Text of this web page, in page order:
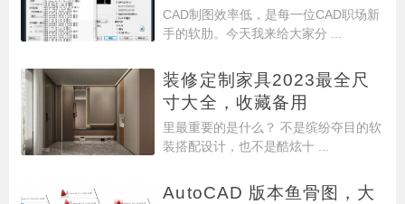
的工
CAD制图效率低，是每一位CAD职场新
手的软肋。今天我来给大家分 ...
装修定制家具2023最全尺
寸大全，收藏备用
里最重要的是什么？ 不是缤纷夺目的软
装搭配设计，也不是酷炫十 ...
AutoCAD 版本鱼骨图，大